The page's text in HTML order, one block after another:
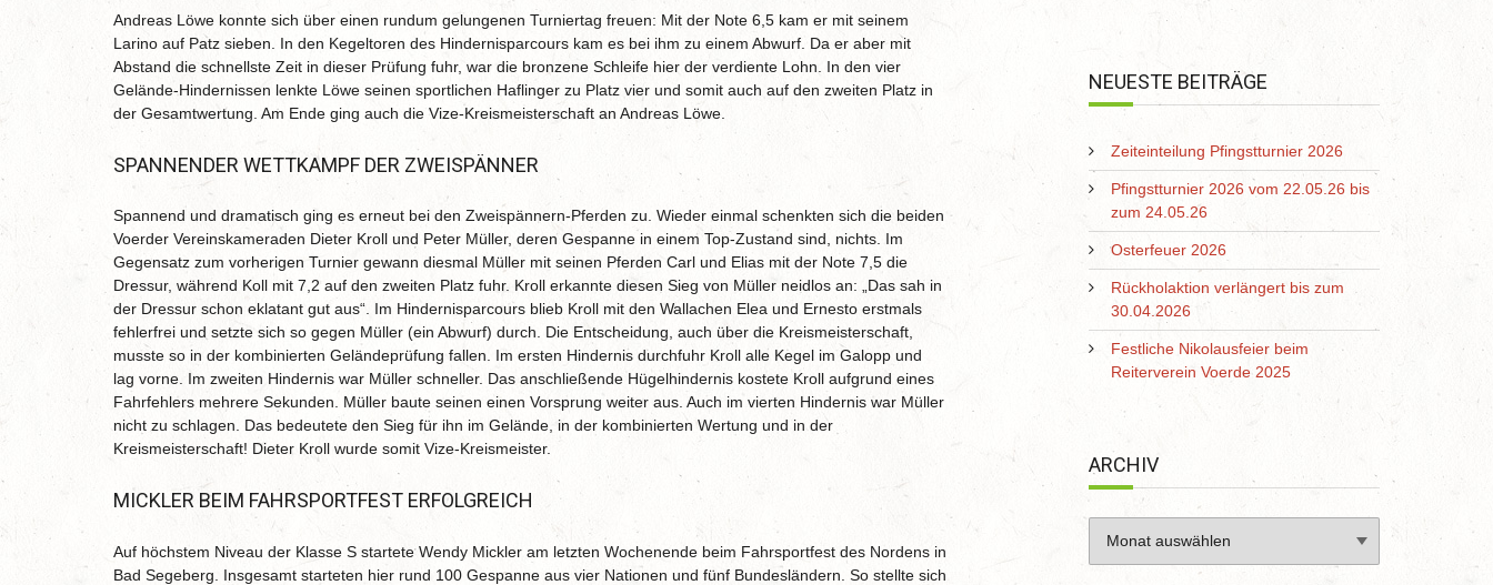
Andreas Löwe konnte sich über einen rundum gelungenen Turniertag freuen: Mit der Note 6,5 kam er mit seinem
Larino auf Patz sieben. In den Kegeltoren des Hindernisparcours kam es bei ihm zu einem Abwurf. Da er aber mit
Abstand die schnellste Zeit in dieser Prüfung fuhr, war die bronzene Schleife hier der verdiente Lohn. In den vier
Gelände-Hindernissen lenkte Löwe seinen sportlichen Haflinger zu Platz vier und somit auch auf den zweiten Platz in
der Gesamtwertung. Am Ende ging auch die Vize-Kreismeisterschaft an Andreas Löwe.
SPANNENDER WETTKAMPF DER ZWEISPÄNNER
Spannend und dramatisch ging es erneut bei den Zweispännern-Pferden zu. Wieder einmal schenkten sich die beiden
Voerder Vereinskameraden Dieter Kroll und Peter Müller, deren Gespanne in einem Top-Zustand sind, nichts. Im
Gegensatz zum vorherigen Turnier gewann diesmal Müller mit seinen Pferden Carl und Elias mit der Note 7,5 die
Dressur, während Koll mit 7,2 auf den zweiten Platz fuhr. Kroll erkannte diesen Sieg von Müller neidlos an: „Das sah in
der Dressur schon eklatant gut aus“. Im Hindernisparcours blieb Kroll mit den Wallachen Elea und Ernesto erstmals
fehlerfrei und setzte sich so gegen Müller (ein Abwurf) durch. Die Entscheidung, auch über die Kreismeisterschaft,
musste so in der kombinierten Geländeprüfung fallen. Im ersten Hindernis durchfuhr Kroll alle Kegel im Galopp und
lag vorne. Im zweiten Hindernis war Müller schneller. Das anschließende Hügelhindernis kostete Kroll aufgrund eines
Fahrfehlers mehrere Sekunden. Müller baute seinen einen Vorsprung weiter aus. Auch im vierten Hindernis war Müller
nicht zu schlagen. Das bedeutete den Sieg für ihn im Gelände, in der kombinierten Wertung und in der
Kreismeisterschaft! Dieter Kroll wurde somit Vize-Kreismeister.
MICKLER BEIM FAHRSPORTFEST ERFOLGREICH
Auf höchstem Niveau der Klasse S startete Wendy Mickler am letzten Wochenende beim Fahrsportfest des Nordens in
Bad Segeberg. Insgesamt starteten hier rund 100 Gespanne aus vier Nationen und fünf Bundesländern. So stellte sich
NEUESTE BEITRÄGE
Zeiteinteilung Pfingstturnier 2026
Pfingstturnier 2026 vom 22.05.26 bis
zum 24.05.26
Osterfeuer 2026
Rückholaktion verlängert bis zum
30.04.2026
Festliche Nikolausfeier beim
Reiterverein Voerde 2025
ARCHIV